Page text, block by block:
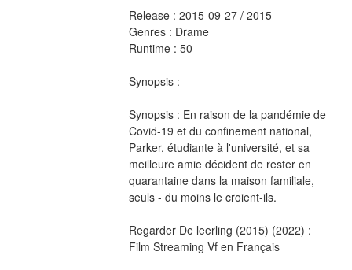
Release : 2015-09-27 / 2015
Genres : Drame
Runtime : 50
Synopsis :
Synopsis : En raison de la pandémie de
Covid-19 et du confinement national,
Parker, étudiante à l'université, et sa
meilleure amie décident de rester en
quarantaine dans la maison familiale,
seuls - du moins le croient-ils.
Regarder De leerling (2015) (2022) :
Film Streaming Vf en Français